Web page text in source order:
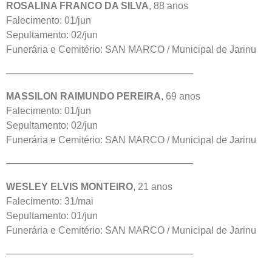
ROSALINA FRANCO DA SILVA, 88 anos
Falecimento: 01/jun
Sepultamento: 02/jun
Funerária e Cemitério: SAN MARCO / Municipal de Jarinu
────────────────────────────
MASSILON RAIMUNDO PEREIRA, 69 anos
Falecimento: 01/jun
Sepultamento: 02/jun
Funerária e Cemitério: SAN MARCO / Municipal de Jarinu
────────────────────────────
WESLEY ELVIS MONTEIRO, 21 anos
Falecimento: 31/mai
Sepultamento: 01/jun
Funerária e Cemitério: SAN MARCO / Municipal de Jarinu
────────────────────────────